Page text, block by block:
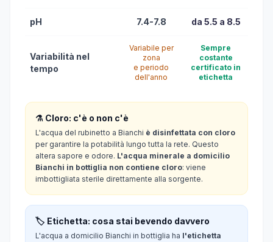
pH 7.4-7.8 da 5.5 a 8.5
Variabilità nel
tempo
Variabile per
zona
e periodo
dell'anno
Sempre
costante
certificato in
etichetta
⚗️ Cloro: c'è o non c'è
L'acqua del rubinetto a Bianchi è disinfettata con cloro
per garantire la potabilità lungo tutta la rete. Questo
altera sapore e odore. L'acqua minerale a domicilio
Bianchi in bottiglia non contiene cloro: viene
imbottigliata sterile direttamente alla sorgente.
🏷️ Etichetta: cosa stai bevendo davvero
L'acqua a domicilio Bianchi in bottiglia ha l'etichetta